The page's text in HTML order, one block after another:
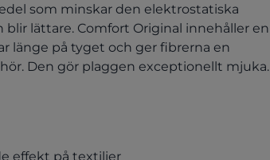
som minskar den elektrostatiska
lättare. Comfort Original innehåller en
länge på tyget och ger fibrerna en
Den gör plaggen exceptionellt mjuka.
effekt på textilier